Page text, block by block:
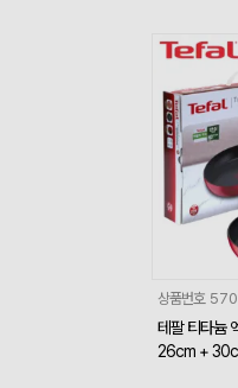
상품번호
테팔 티타늄
26cm +